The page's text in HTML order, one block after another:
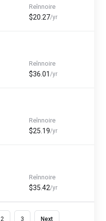
Reînnoire
$20.27/yr
Reînnoire
$36.01 /yr
Reînnoire
$25.19/yr
Reînnoire
$35.42/yr
2 3 Next